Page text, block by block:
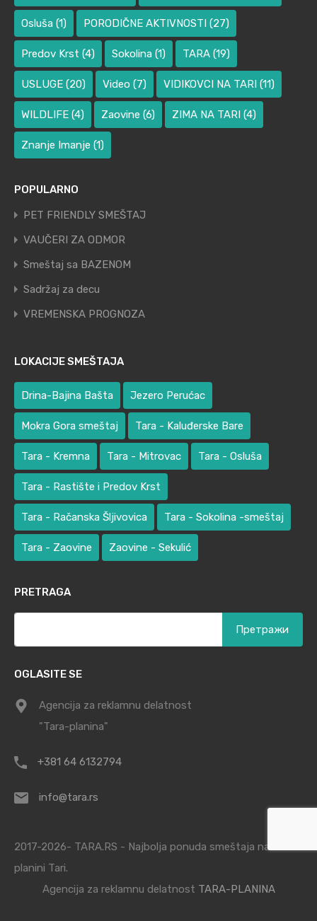
Osluša (1) PORODIČNE AKTIVNOSTI (27)
Predov Krst (4) Sokolina (1) TARA (19)
USLUGE (20) Video (7) VIDIKOVCI NA TARI (11)
WILDLIFE (4) Zaovine (6) ZIMA NA TARI (4)
Znanje Imanje (1)
POPULARNO
PET FRIENDLY SMEŠTAJ
VAUČERI ZA ODMOR
Smeštaj sa BAZENOM
Sadržaj za decu
VREMENSKA PROGNOZA
LOKACIJE SMEŠTAJA
Drina-Bajina Bašta Jezero Perućac
Mokra Gora smeštaj Tara - Kaluđerske Bare
Tara - Kremna Tara - Mitrovac Tara - Osluša
Tara - Rastište i Predov Krst
Tara - Račanska Šljivovica Tara - Sokolina -smeštaj
Tara - Zaovine Zaovine - Sekulić
PRETRAGA
OGLASITE SE
Agencija za reklamnu delatnost
"Tara-planina"
+381 64 6132794
info@tara.rs
2017-2026- TARA.RS - Najbolja ponuda smeštaja na
planini Tari.
Agencija za reklamnu delatnost TARA-PLANINA